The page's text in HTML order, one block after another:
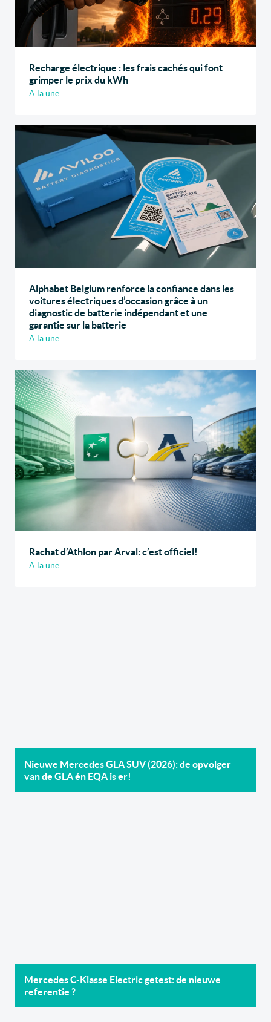
Recharge électrique : les frais cachés qui font
grimper le prix du kWh
A la une
Alphabet Belgium renforce la confiance dans les
voitures électriques d’occasion grâce à un
diagnostic de batterie indépendant et une
garantie sur la batterie
A la une
Rachat d’Athlon par Arval: c’est officiel!
A la une
Nieuwe Mercedes GLA SUV (2026): de opvolger
van de GLA én EQA is er!
Mercedes C-Klasse Electric getest: de nieuwe
referentie ?